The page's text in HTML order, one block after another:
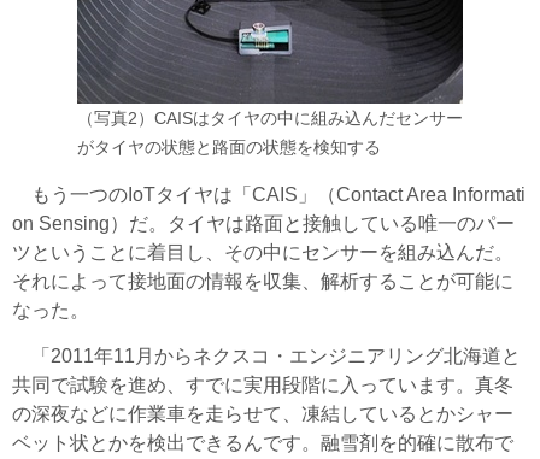
（写真2）CAISはタイヤの中に組み込んだセンサー
がタイヤの状態と路面の状態を検知する
もう一つのIoTタイヤは「CAIS」（Contact Area Informati
on Sensing）だ。タイヤは路面と接触している唯一のパー
ツということに着目し、その中にセンサーを組み込んだ。
それによって接地面の情報を収集、解析することが可能に
なった。
「2011年11月からネクスコ・エンジニアリング北海道と
共同で試験を進め、すでに実用段階に入っています。真冬
の深夜などに作業車を走らせて、凍結しているとかシャー
ベット状とかを検出できるんです。融雪剤を的確に散布で